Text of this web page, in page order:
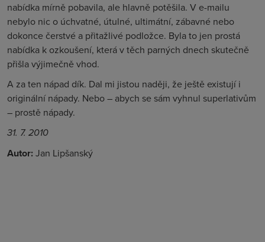
nabídka mírně pobavila, ale hlavně potěšila. V e-mailu
nebylo nic o úchvatné, útulné, ultimátní, zábavné nebo
dokonce čerstvé a přitažlivé podložce. Byla to jen prostá
nabídka k ozkoušení, která v těch parných dnech skutečně
přišla výjimečně vhod.
A za ten nápad dík. Dal mi jistou naději, že ještě existují i
originální nápady. Nebo – abych se sám vyhnul superlativům
– prostě nápady.
31. 7. 2010
Autor: Jan Lipšanský